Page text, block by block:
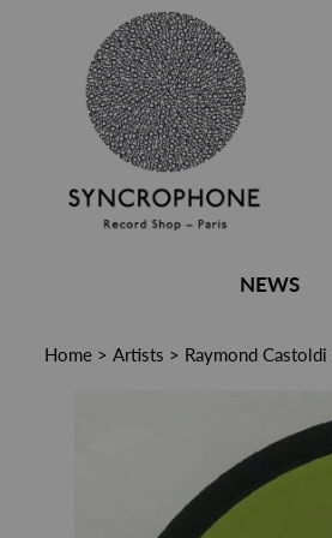
NEWS
Home > Artists > Raymond Castoldi